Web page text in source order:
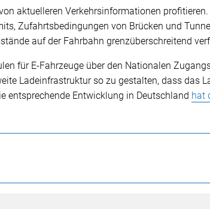
aktuelleren Verkehrsinformationen
Zufahrtsbedingungen von Brücken und
auf der Fahrbahn grenzüberschreitend
für E-Fahrzeuge über den Nationalen
Ladeinfrastruktur so zu gestalten, dass das
entsprechende Entwicklung in Deutschland hat